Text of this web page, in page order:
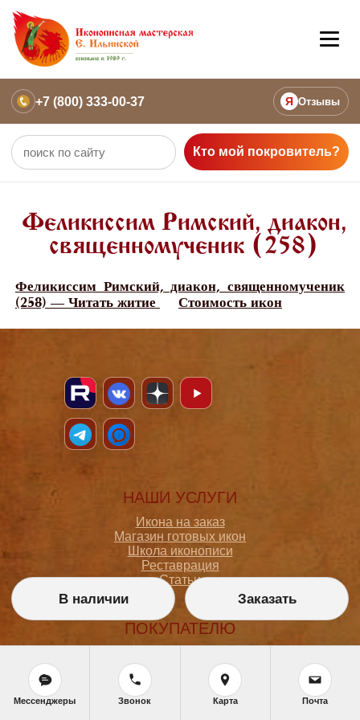
+7 (800) 333-00-37 Я Отзывы
Кто мой покровитель?
Феликиссим Римский, диакон,
священномученик (258)
Феликиссим Римский, диакон, священномученик
(258) — Читать житие
Стоимость икон
НАШИ УСЛУГИ
Икона на заказ
Магазин готовых икон
Школа иконописи
Реставрация
Статьи
ПОКУПАТЕЛЮ
Как сделать заказ
Доставка и оплата
Политика конфиденциальности
В наличии Заказать
Мессенджеры Звонок Карта Почта